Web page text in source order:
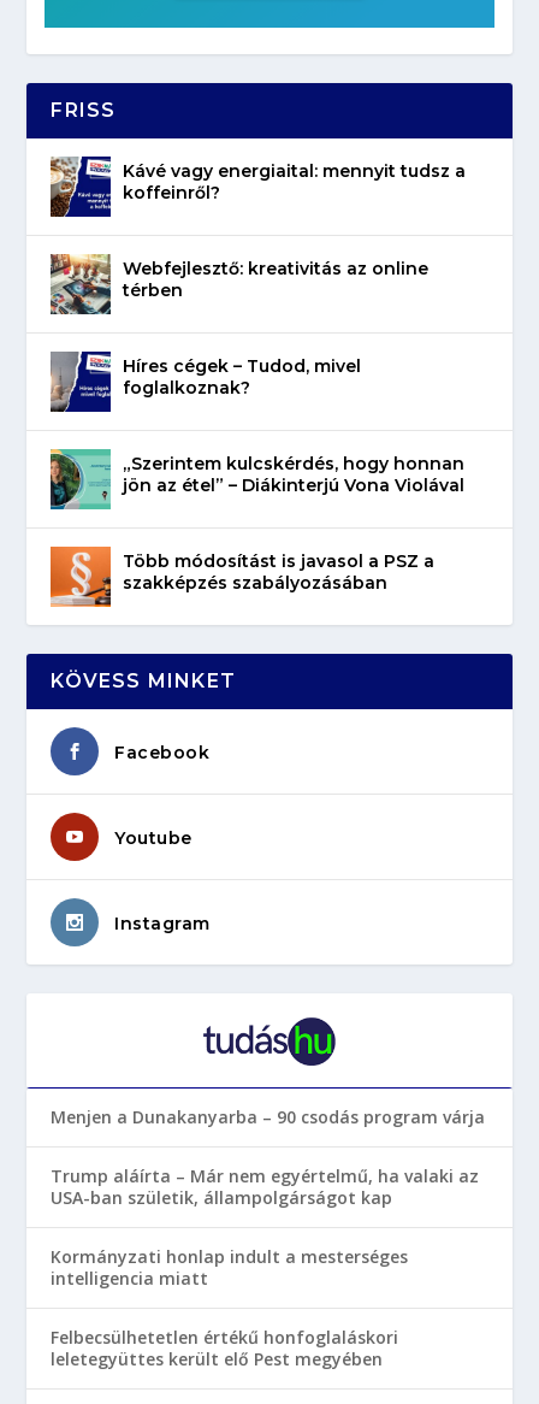
FRISS
Kávé vagy energiaital: mennyit tudsz a
koffeinről?
Webfejlesztő: kreativitás az online
térben
Híres cégek – Tudod, mivel
foglalkoznak?
„Szerintem kulcskérdés, hogy honnan
jön az étel” – Diákinterjú Vona Violával
Több módosítást is javasol a PSZ a
szakképzés szabályozásában
KÖVESS MINKET
Facebook
Youtube
Instagram
Menjen a Dunakanyarba – 90 csodás program várja
Trump aláírta – Már nem egyértelmű, ha valaki az
USA-ban születik, állampolgárságot kap
Kormányzati honlap indult a mesterséges
intelligencia miatt
Felbecsülhetetlen értékű honfoglaláskori
leletegyüttes került elő Pest megyében